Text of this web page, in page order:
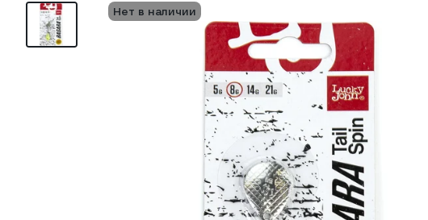
Нет в наличии